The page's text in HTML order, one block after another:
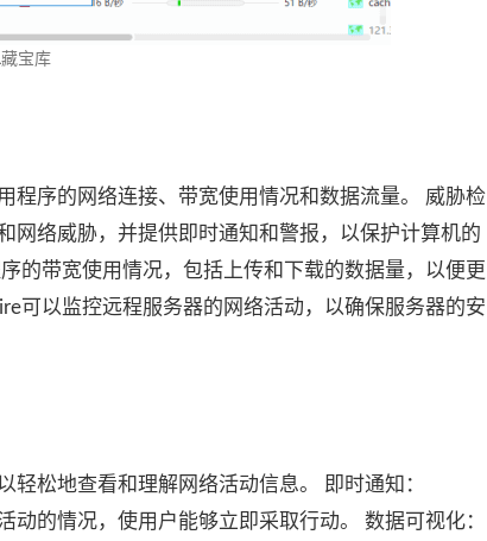
藏宝库
程序的网络连接、带宽使用情况和数据流量。 威胁检
网络威胁，并提供即时通知和警报，以保护计算机的
的带宽使用情况，包括上传和下载的数据量，以便更
可以监控远程服务器的网络活动，以确保服务器的安
轻松地查看和理解网络活动信息。 即时通知：
的情况，使用户能够立即采取行动。 数据可视化：